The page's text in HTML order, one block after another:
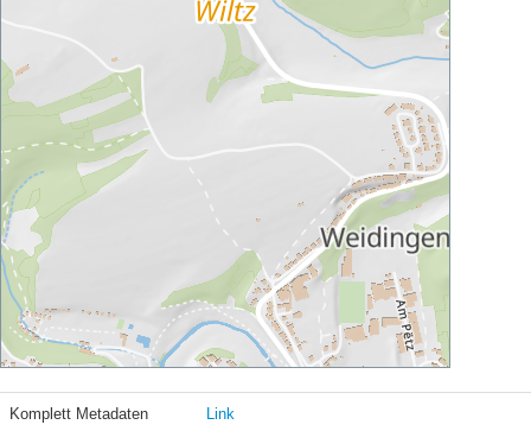
Komplett Metadaten Link